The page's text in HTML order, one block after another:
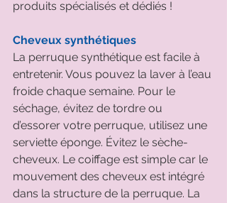
produits spécialisés et dédiés !
Cheveux synthétiques
La perruque synthétique est facile à
entretenir. Vous pouvez la laver à l’eau
froide chaque semaine. Pour le
séchage, évitez de tordre ou
d’essorer votre perruque, utilisez une
serviette éponge. Évitez le sèche-
cheveux. Le coiffage est simple car le
mouvement des cheveux est intégré
dans la structure de la perruque. La